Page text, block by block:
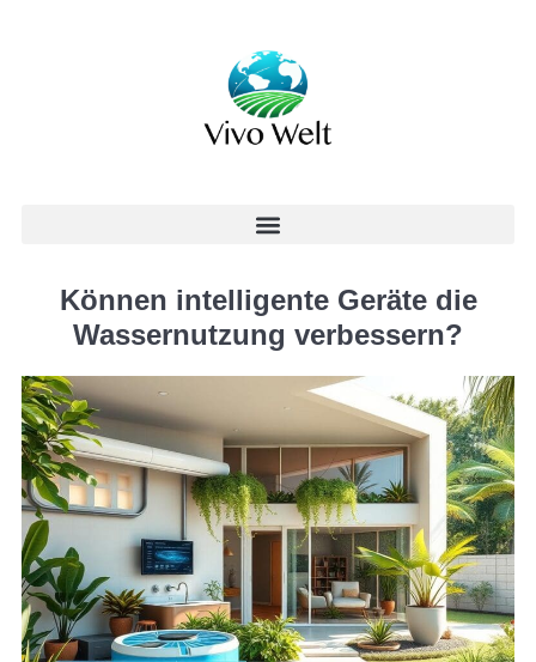
Können intelligente Geräte die
Wassernutzung verbessern?